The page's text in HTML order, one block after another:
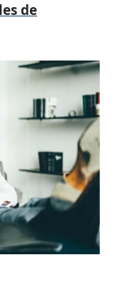
de